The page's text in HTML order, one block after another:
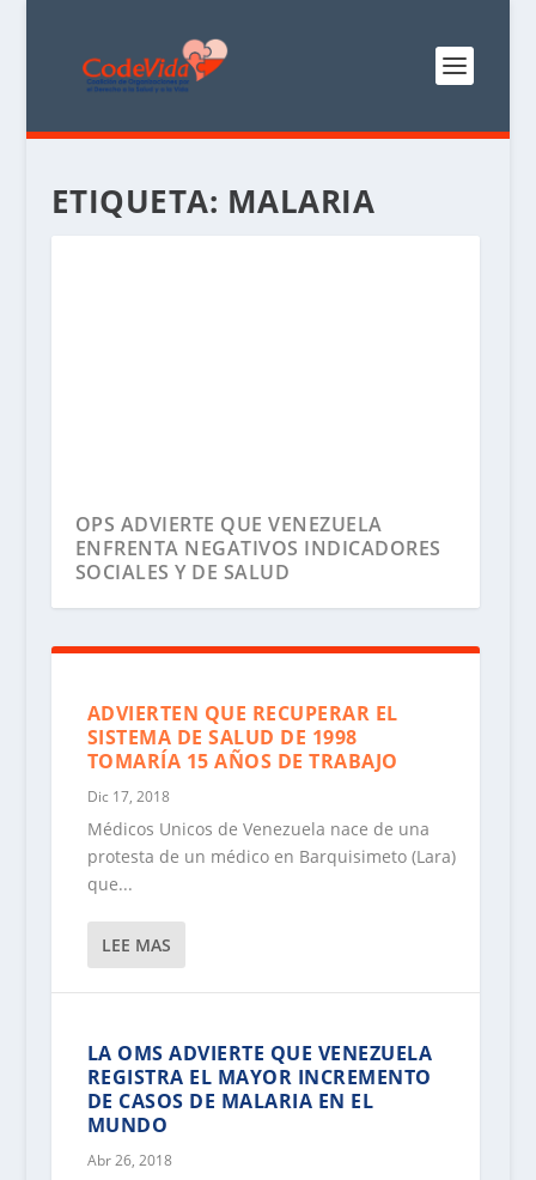
ETIQUETA: MALARIA
OPS ADVIERTE QUE VENEZUELA
ENFRENTA NEGATIVOS INDICADORES
SOCIALES Y DE SALUD
OPS REPORTA EVENTOS AGUDOS DE
SALUD PÚBLICA EN VENEZUELA POR
SARAMPIÓN, DIFTERIA Y MALARIA
ADVIERTEN QUE RECUPERAR EL
SISTEMA DE SALUD DE 1998
TOMARÍA 15 AÑOS DE TRABAJO
Dic 17, 2018
Médicos Unicos de Venezuela nace de una
protesta de un médico en Barquisimeto (Lara)
que...
LEE MAS
LA OMS ADVIERTE QUE VENEZUELA
REGISTRA EL MAYOR INCREMENTO
DE CASOS DE MALARIA EN EL
MUNDO
Abr 26, 2018